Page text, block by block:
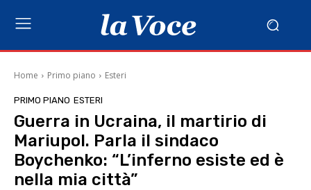
Home Primo piano Esteri
PRIMO PIANO ESTERI
Guerra in Ucraina, il martirio di
Mariupol. Parla il sindaco
Boychenko: “L’inferno esiste ed è
nella mia città”